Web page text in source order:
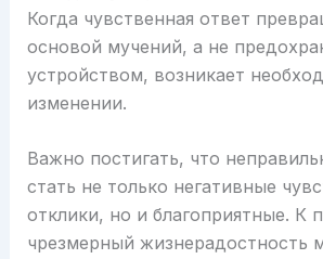
Когда чувственная ответ
основой мучений, а не
устройством, возникает
изменении.
Важно постигать, что
стать не только негативные
отклики, но и благоприятные. К
чрезмерный жизнерадостность